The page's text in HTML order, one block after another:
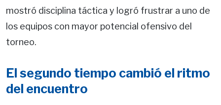
mostró disciplina táctica y logró frustrar a uno de
los equipos con mayor potencial ofensivo del
torneo.
El segundo tiempo cambió el ritmo
del encuentro